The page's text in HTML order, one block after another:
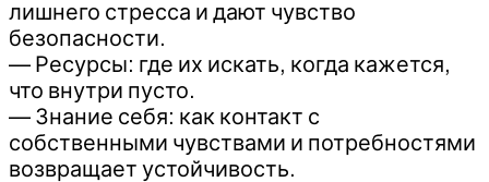
лишнего стресса и дают чувство
безопасности.
— Ресурсы: где их искать, когда кажется,
что внутри пусто.
— Знание себя: как контакт с
собственными чувствами и потребностями
возвращает устойчивость.